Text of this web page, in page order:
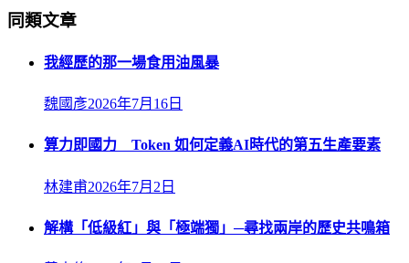
同類文章
我經歷的那一場食用油風暴
魏國彥2026年7月16日
算力即國力 Token 如何定義AI時代的第五生產要素
林建甫2026年7月2日
解構「低級紅」與「極端獨」─尋找兩岸的歷史共鳴箱